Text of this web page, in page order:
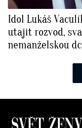
Idol Lukáš
utajit rozvod,
nemanželskou